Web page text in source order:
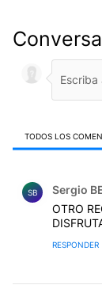
TODOS LOS
SB Sergio
OTRO
RESPONDER